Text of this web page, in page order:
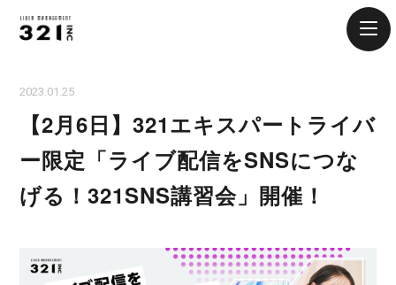
2023.01.25
【2月6日】321エキスパートライバ
ー限定「ライブ配信をSNSにつな
げる！321SNS講習会」開催！